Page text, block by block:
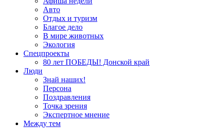
Авто
Отдых и туризм
Благое дело
В мире животных
Экология
Спецпроекты
80 лет ПОБЕДЫ! Донской край
Люди
Знай наших!
Персона
Поздравления
Точка зрения
Экспертное мнение
Между тем